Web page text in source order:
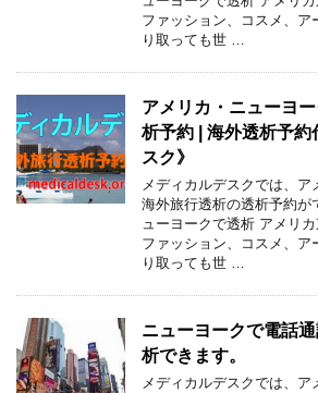
ファッション、コスメ、ア
り取っても世 …
アメリカ・ニューヨ
析予約 | 海外透析予
スク》
メディカルデスクでは、
海外旅行透析の透析予約が
ューヨークで透析 アメリカ
ファッション、コスメ、ア
り取っても世 …
ニューヨークで電話
析できます。
メディカルデスクでは、